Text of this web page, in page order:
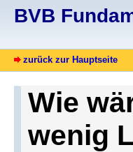
BVB
zurück zur Hauptseite
Wie
wenig